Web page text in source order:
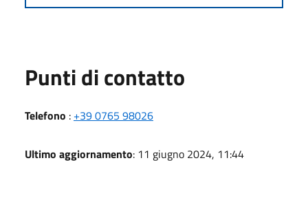
Punti di contatto
Telefono : +39 0765 98026
Ultimo aggiornamento: 11 giugno 2024, 11:44